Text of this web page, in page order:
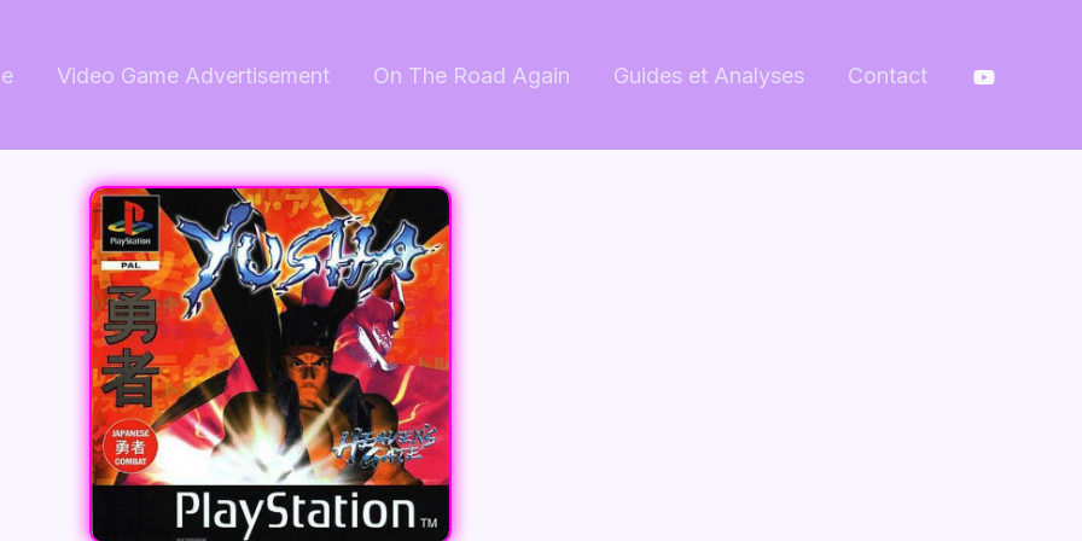
Video Game Advertisement On The Road Again Guides et Analyses Contact